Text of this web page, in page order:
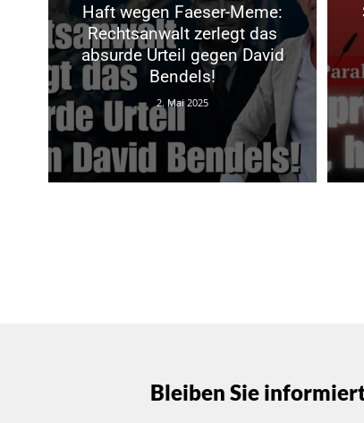
Haft wegen Faeser-Meme:
Rechtsanwalt zerlegt das
absurde Urteil gegen David
Bendels!
2. Mai 2025
Bleiben Sie